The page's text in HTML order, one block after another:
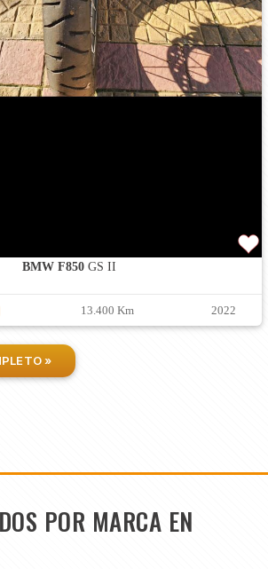
BMW F850GS II
13.400 Km 2022
»
POR MARCA EN